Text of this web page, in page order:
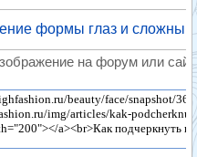
формы глаз и сложный
на форум или